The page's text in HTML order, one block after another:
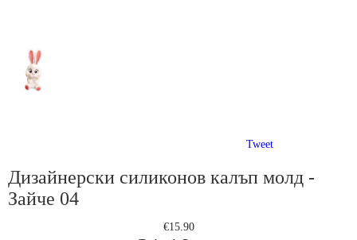
Tweet
Дизайнерски силиконов калъп молд -
Зайче 04
€15.90